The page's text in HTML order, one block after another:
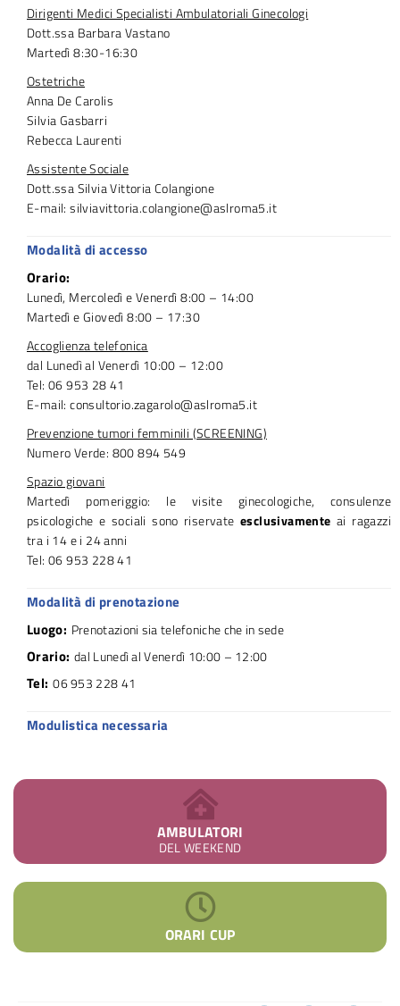
Dirigenti Medici Specialisti Ambulatoriali Ginecologi
Dott.ssa Barbara Vastano
Martedì 8:30-16:30
Ostetriche
Anna De Carolis
Silvia Gasbarri
Rebecca Laurenti
Assistente Sociale
Dott.ssa Silvia Vittoria Colangione
E-mail: silviavittoria.colangione@aslroma5.it
Modalità di accesso
Orario:
Lunedì, Mercoledì e Venerdì 8:00 – 14:00
Martedì e Giovedì 8:00 – 17:30
Accoglienza telefonica
dal Lunedì al Venerdì 10:00 – 12:00
Tel: 06 953 28 41
E-mail: consultorio.zagarolo@aslroma5.it
Prevenzione tumori femminili (SCREENING)
Numero Verde: 800 894 549
Spazio giovani
Martedì pomeriggio: le visite ginecologiche, consulenze
psicologiche e sociali sono riservateesclusivamente ai ragazzi
tra i 14 e i 24 anni
Tel: 06 953 228 41
Modalità di prenotazione
Luogo: Prenotazioni sia telefoniche che in sede
Orario: dal Lunedì al Venerdì 10:00 – 12:00
Tel: 06 953 228 41
Modulistica necessaria
AMBULATORI
DEL WEEKEND
ORARI CUP